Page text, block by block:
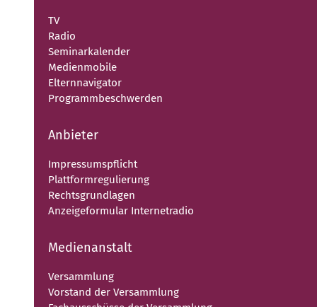
TV
Radio
Seminarkalender
Medienmobile
Elternnavigator
Programmbeschwerden
Anbieter
Impressumspflicht
Plattformregulierung
Rechtsgrundlagen
Anzeigeformular Internetradio
Medienanstalt
Versammlung
Vorstand der Versammlung